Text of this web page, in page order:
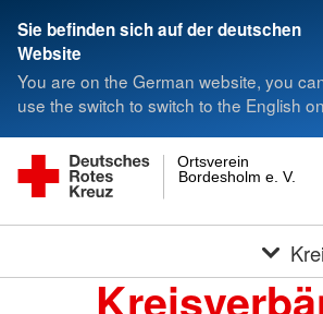
Sie befinden sich auf der deutschen
Website
You are on the German website, you
use the switch to switch to the English
Bordesholm e. V.
Ortsverein